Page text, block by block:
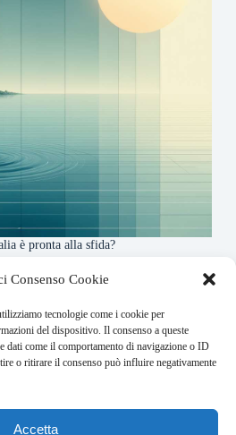
Consenso Cookie
tecnologie come i cookie per
del dispositivo. Il consenso a queste
dati come il comportamento di navigazione o ID
o ritirare il consenso può influire negativamente
Accetta
è pronta alla sfida?
trova per te le notizie più
3 - 37138 - VERONA (VR)